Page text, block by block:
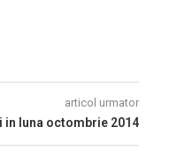
articol urmator
in luna octombrie 2014